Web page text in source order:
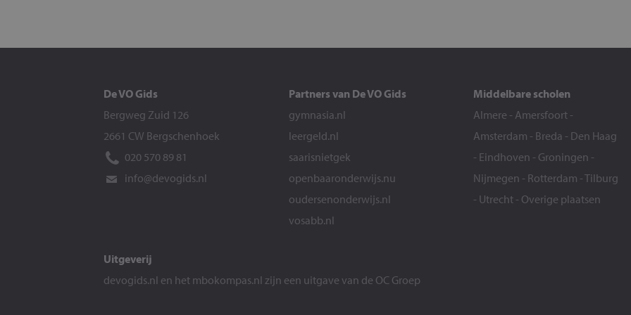
De VO Gids
Bergweg Zuid 126
2661 CW Bergschenhoek
020 570 89 81
info@devogids.nl
Partners van De VO Gids
gymnasia.nl
leergeld.nl
saarisnietgek
openbaaronderwijs.nu
oudersenonderwijs.nl
vosabb.nl
Middelbare scholen
Almere - Amersfoort -
Amsterdam - Breda - Den Haag
- Eindhoven - Groningen -
Nijmegen - Rotterdam -Tilburg
- Utrecht - Overige plaatsen
Uitgeverij
devogids.nl en het mbokompas.nl zijn een uitgave van de OC Groep